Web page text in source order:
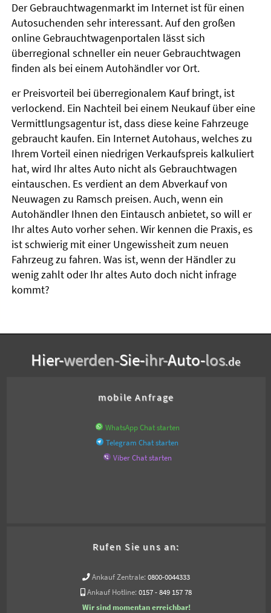
Der Gebrauchtwagenmarkt im Internet ist für einen
Autosuchenden sehr interessant. Auf den großen
online Gebrauchtwagenportalen lässt sich
überregional schneller ein neuer Gebrauchtwagen
finden als bei einem Autohändler vor Ort.
er Preisvorteil bei überregionalem Kauf bringt, ist
verlockend. Ein Nachteil bei einem Neukauf über eine
Vermittlungsagentur ist, dass diese keine Fahrzeuge
gebraucht kaufen. Ein Internet Autohaus, welches zu
Ihrem Vorteil einen niedrigen Verkaufspreis kalkuliert
hat, wird Ihr altes Auto nicht als Gebrauchtwagen
eintauschen. Es verdient an dem Abverkauf von
Neuwagen zu Ramsch preisen. Auch, wenn ein
Autohändler Ihnen den Eintausch anbietet, so will er
Ihr altes Auto vorher sehen. Wir kennen die Praxis, es
ist schwierig mit einer Ungewissheit zum neuen
Fahrzeug zu fahren. Was ist, wenn der Händler zu
wenig zahlt oder Ihr altes Auto doch nicht infrage
kommt?
Hier-werden-Sie-ihr-Auto-los.de
mobile Anfrage
WhatsApp Chat starten
Telegram Chat starten
Viber Chat starten
Rufen Sie uns an:
Ankauf Zentrale: 0800-0044333
Ankauf Hotline: 0157 - 849 157 78
Wir sind momentan erreichbar!